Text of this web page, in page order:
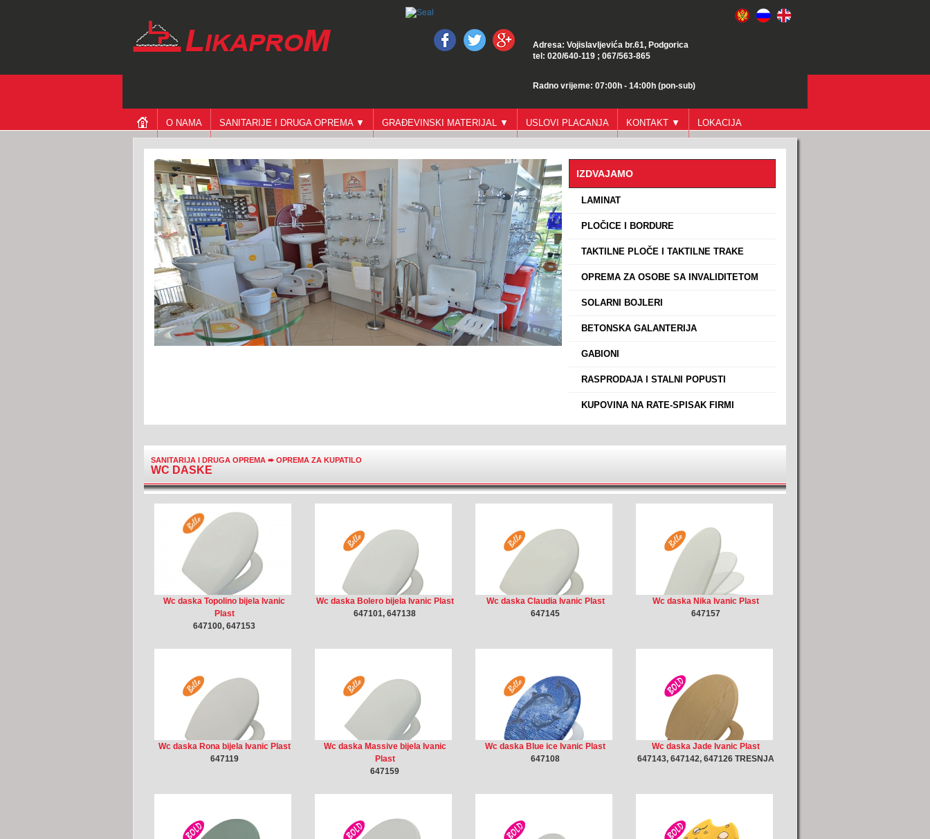
Adresa: Vojislavljevića br.61, Podgorica
tel: 020/640-119 ; 067/563-865
Radno vrijeme: 07:00h - 14:00h (pon-sub)
O NAMA SANITARIJE I DRUGA OPREMA ▼ GRAĐEVINSKI MATERIJAL ▼ USLOVI PLACANJA KONTAKT ▼ LOKACIJA
IZDVAJAMO
LAMINAT
PLOČICE I BORDURE
TAKTILNE PLOČE I TAKTILNE TRAKE
OPREMA ZA OSOBE SA INVALIDITETOM
SOLARNI BOJLERI
BETONSKA GALANTERIJA
GABIONI
RASPRODAJA I STALNI POPUSTI
KUPOVINA NA RATE-SPISAK FIRMI
SANITARIJA I DRUGA OPREMA ➨OPREMA ZA KUPATILO
WC DASKE
Wc daska Topolino bijela Ivanic
Plast
647100, 647153
Wc daska Bolero bijela Ivanic Plast
647101, 647138
Wc daska Claudia Ivanic Plast
647145
Wc daska Nika Ivanic Plast
647157
Wc daska Rona bijela Ivanic Plast
647119
Wc daska Massive bijela Ivanic
Plast
647159
Wc daska Blue ice Ivanic Plast
647108
Wc daska Jade Ivanic Plast
647143, 647142, 647126 TRESNJA